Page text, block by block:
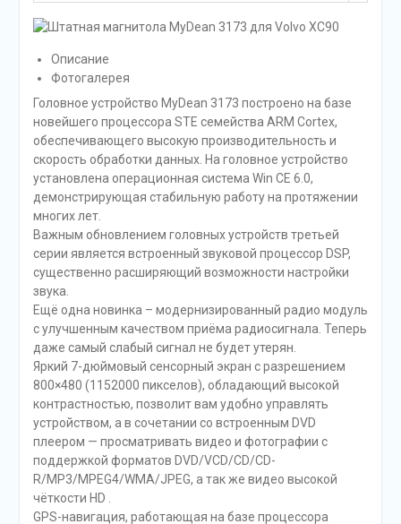
Описание
Фотогалерея
Головное устройство MyDean 3173 построено на базе
новейшего процессора STE семейства ARM Cortex,
обеспечивающего высокую производительность и
скорость обработки данных. На головное устройство
установлена операционная система Win CE 6.0,
демонстрирующая стабильную работу на протяжении
многих лет.
Важным обновлением головных устройств третьей
серии является встроенный звуковой процессор DSP,
существенно расширяющий возможности настройки
звука.
Ещё одна новинка – модернизированный радио модуль
с улучшенным качеством приёма радиосигнала. Теперь
даже самый слабый сигнал не будет утерян.
Яркий 7-дюймовый сенсорный экран с разрешением
800×480 (1152000 пикселов), обладающий высокой
контрастностью, позволит вам удобно управлять
устройством, а в сочетании со встроенным DVD
плеером — просматривать видео и фотографии с
поддержкой форматов DVD/VCD/CD/CD-
R/MP3/MPEG4/WMA/JPEG, а так же видео высокой
чёткости HD .
GPS-навигация, работающая на базе процессора